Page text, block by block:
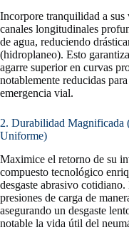
Incorpore tranquilidad a sus
canales longitudinales
de agua, reduciendo
(hidroplaneo). Esto
agarre superior en curvas
notablemente reducidas
emergencia vial.
2. Durabilidad Magnificada
Uniforme)
Maximice el retorno de su
compuesto tecnológico
desgaste abrasivo
presiones de carga de
asegurando un desgaste
notable la vida útil del